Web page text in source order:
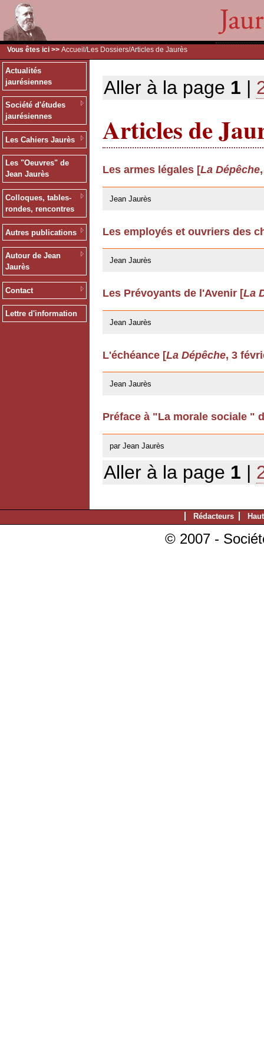
Vous êtes ici >> Accueil /Les Dossiers/Articles de Jaurès
Actualités
jaurésiennes
Société d'études
jaurésiennes
Les Cahiers Jaurès
Les "Oeuvres" de
Jean Jaurès
Colloques, tables-
rondes, rencontres
Autres publications
Autour de Jean
Jaurès
Contact
Lettre d'information
Aller à la page 1 |
Articles de
Les armes légales [La Dépêche
Jean Jaurès
Les employés et ouvriers des
Jean Jaurès
Les Prévoyants de l'Avenir [La
Jean Jaurès
L'échéance [La Dépêche, 3
Jean Jaurès
Préface à "La morale sociale "
par Jean Jaurès
Aller à la page 1 |
Rédacteurs
© 2007 -